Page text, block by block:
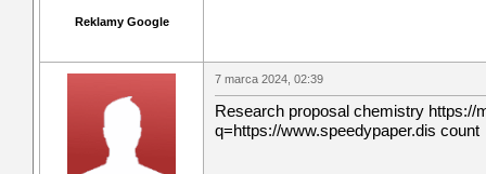
Reklamy Google
7 marca 2024, 02:39
Research proposal chemistry https://
q=https://www.speedypaper.dis count